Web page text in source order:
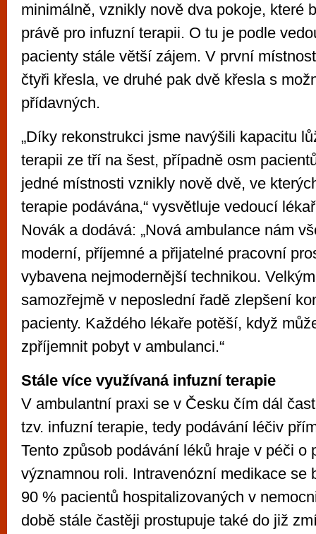
minimálně, vznikly nově dva pokoje, které
právě pro infuzní terapii. O tu je podle
pacienty stále větší zájem. V první
čtyři křesla, ve druhé pak dvě křesla s
přídavných.
„Díky rekonstrukci jsme navýšili kapacitu
terapii ze tří na šest, případně osm
jedné místnosti vznikly nově dvě, ve
terapie podávána,“ vysvětluje vedoucí
Novák a dodává: „Nová ambulance nám
moderní, příjemné a přijatelné pracovní
vybavena nejmodernější technikou.
samozřejmě v neposlední řadě zlepšení
pacienty. Každého lékaře potěší, když
zpříjemnit pobyt v ambulanci.“
Stále více využívaná infuzní terapie
V ambulantní praxi se v Česku čím dál
tzv. infuzní terapie, tedy podávání léčiv
Tento způsob podávání léků hraje v péči o
významnou roli. Intravenózní medikace se
90 % pacientů hospitalizovaných v
době stále častěji prostupuje také do již